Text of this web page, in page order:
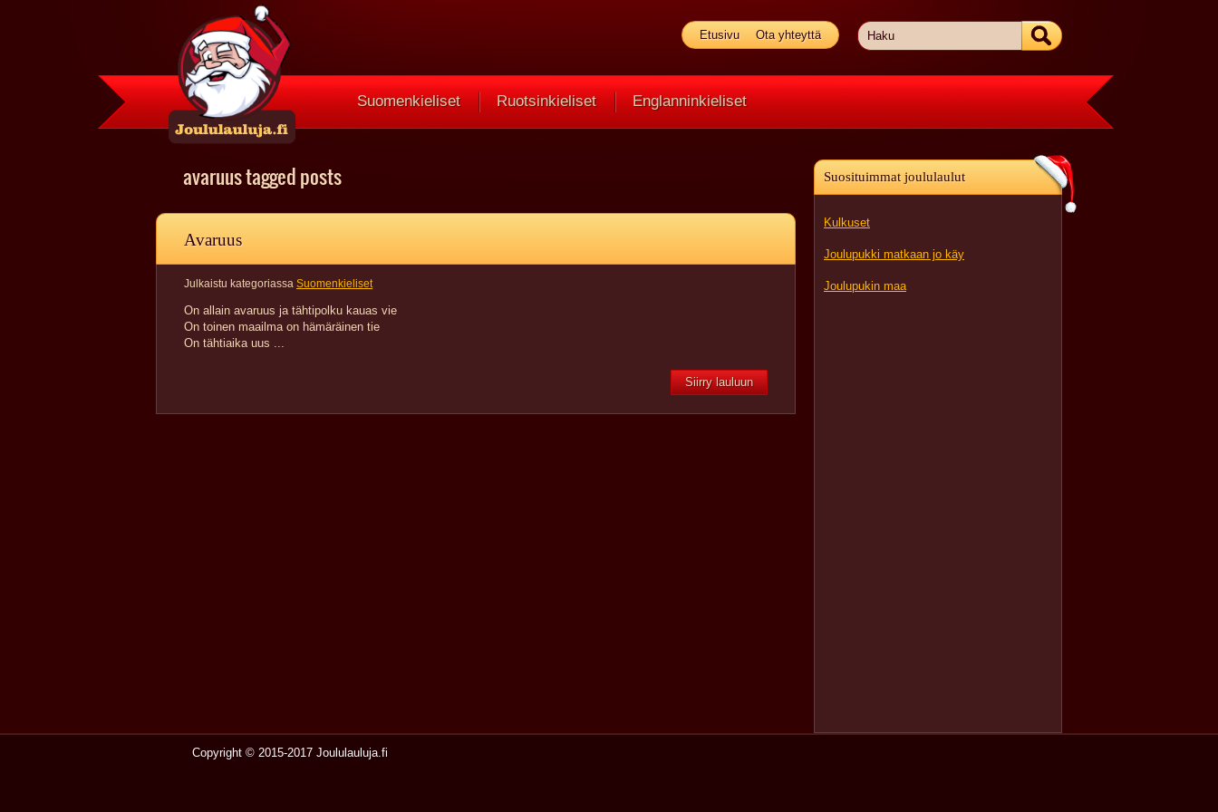
Etusivu Ota yhteyttä
Suomenkieliset Ruotsinkieliset Englanninkieliset
Suosituimmat joululaulut
Kulkuset
Joulupukki matkaan jo käy
Joulupukin maa
avaruus tagged posts
Avaruus
Julkaistu kategoriassa Suomenkieliset
On allain avaruus ja tähtipolku kauas vie
On toinen maailma on hämäräinen tie
On tähtiaika uus ...
Siirry lauluun
Copyright © 2015-2017 Joululauluja.fi